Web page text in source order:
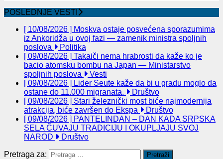
POSLEDNJE VESTI
[ 10/08/2026 ] Moskva ostaje posvećena sporazumima
iz Ankoridža u ovoj fazi — zamenik ministra spoljnih
poslova
Politika
[ 09/08/2026 ] Takaiči nema hrabrosti da kaže ko je
bacio atomsku bombu na Japan — Ministarstvo
spoljnih poslova
Vesti
[ 09/08/2026 ] Lider Seute kaže da bi u gradu moglo da
ostane do 11.000 migranata.
Društvo
[ 09/08/2026 ] Stari železnički most biće najmodernija
atrakcija, biće završen do Ekspa
Društvo
[ 09/08/2026 ] PANTELINDAN – DAN KADA SRPSKA
SELA ČUVAJU TRADICIJU I OKUPLJAJU SVOJ
NAROD
Društvo
Pretraga za: